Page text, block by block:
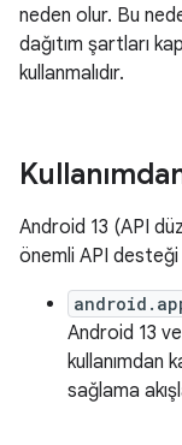
neden olur. Bu
dağıtım şartları
kullanmalıdır.
Android 13 (API
önemli API desteği
Android 13
kullanımdan
sağlama